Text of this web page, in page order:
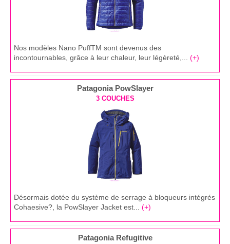
Nos modèles Nano PuffTM sont devenus des
incontournables, grâce à leur chaleur, leur légèreté,... (+)
Patagonia PowSlayer
3 COUCHES
Désormais dotée du système de serrage à bloqueurs intégrés
Cohaesive?, la PowSlayer Jacket est... (+)
Patagonia Refugitive